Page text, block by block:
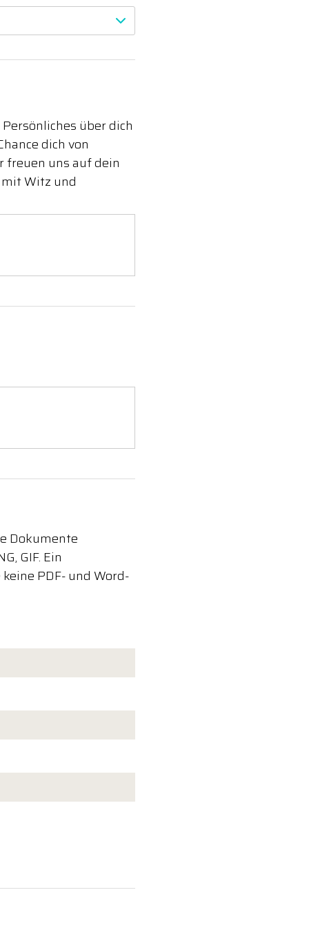
über dich
dich von
freuen uns auf dein
Witz und
Dokumente
GIF. Ein
PDF- und Word-